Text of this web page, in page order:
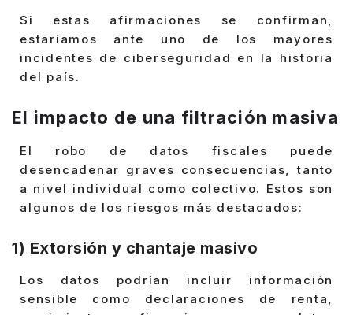
Si estas afirmaciones se confirman,
estaríamos ante uno de los mayores
incidentes de ciberseguridad en la historia
del país.
El impacto de una filtración masiva
El robo de datos fiscales puede
desencadenar graves consecuencias, tanto
a nivel individual como colectivo. Estos son
algunos de los riesgos más destacados:
1) Extorsión y chantaje masivo
Los datos podrían incluir información
sensible como declaraciones de renta,